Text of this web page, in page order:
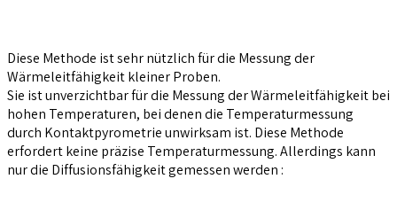
Diese Methode ist sehr nützlich für die Messung der
Wärmeleitfähigkeit kleiner Proben.
Sie ist unverzichtbar für die Messung der Wärmeleitfähigkeit bei
hohen Temperaturen, bei denen die Temperaturmessung
durch Kontaktpyrometrie unwirksam ist. Diese Methode
erfordert keine präzise Temperaturmessung. Allerdings kann
nur die Diffusionsfähigkeit gemessen werden :